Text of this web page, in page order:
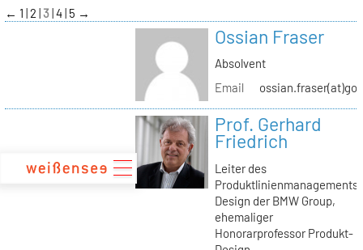
zum
Inhalt
← 1 2 3 4 5 →
Ossian Fraser
Absolvent
Email
Prof. Gerhard
Friedrich
Leiter des
Produktlinienmanagements
Design der BMW Group,
ehemaliger
Honorarprofessor Produkt-